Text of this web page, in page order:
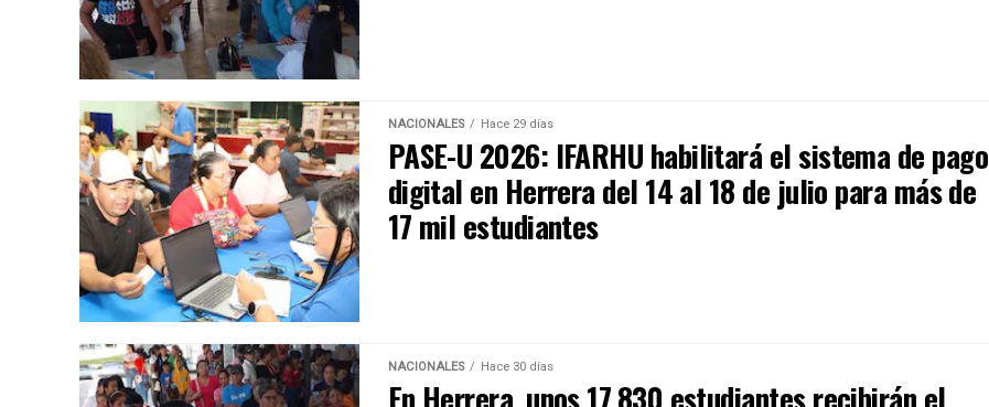
NACIONALES Hace 29 días
PASE-U 2026: IFARHU habilitará el sistema de pago
digital en Herrera del 14 al 18 de julio para más de
17 mil estudiantes
NACIONALES Hace 30 días
En Herrera, unos 17,830 estudiantes recibirán el